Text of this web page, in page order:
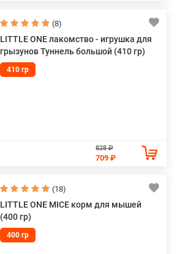
(8)
LITTLE ONE лакомство - игрушка для
грызунов Туннель большой (410 гр)
410 гр
828 ₽
709 ₽
(18)
LITTLE ONE MICE корм для мышей
(400 гр)
400 гр